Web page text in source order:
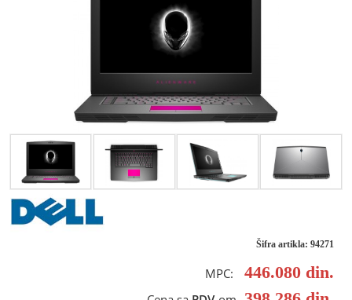
Šifra artikla: 94271
MPC: 446.080 din.